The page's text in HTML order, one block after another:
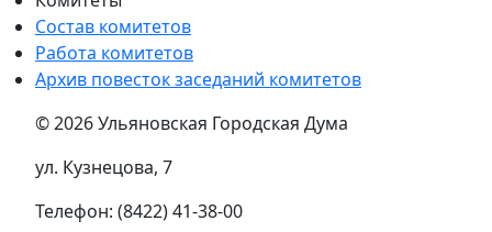
Состав комитетов
Работа комитетов
Архив повесток заседаний комитетов
© 2026 Ульяновская Городская Дума
ул. Кузнецова, 7
Телефон: (8422) 41-38-00